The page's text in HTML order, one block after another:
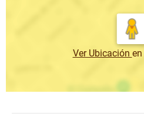
Ver Ubicación en